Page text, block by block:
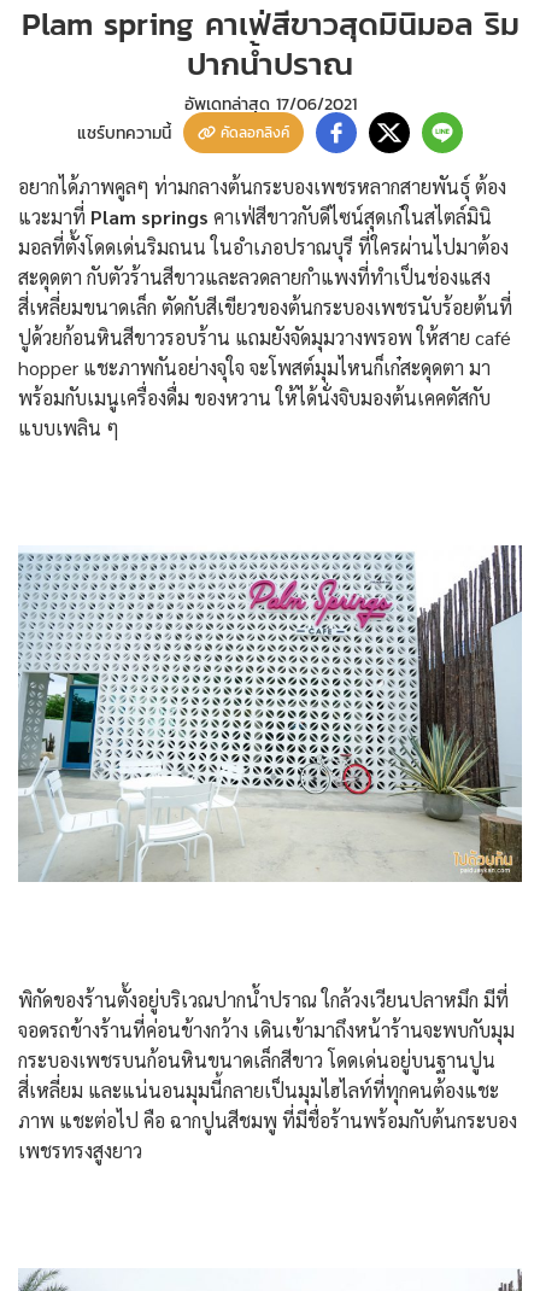
Plam spring คาเฟ่สีขาวสุดมินิมอล ริม
ปากน้ำปราณ
อัพเดทล่าสุด 17/06/2021
แชร์บทความนี้
คัดลอกลิงค์
อยากได้ภาพคูลๆ ท่ามกลางต้นกระบองเพชรหลากสายพันธุ์ ต้อง
แวะมาที่ Plam springs คาเฟ่สีขาวกับดีไซน์สุดเก๋ในสไตล์มินิ
มอลที่ตั้งโดดเด่นริมถนน ในอำเภอปราณบุรี ที่ใครผ่านไปมาต้อง
สะดุดตา กับตัวร้านสีขาวและลวดลายกำแพงที่ทำเป็นช่องแสง
สี่เหลี่ยมขนาดเล็ก ตัดกับสีเขียวของต้นกระบองเพชรนับร้อยต้นที่
ปูด้วยก้อนหินสีขาวรอบร้าน แถมยังจัดมุมวางพรอพ ให้สาย café
hopper แชะภาพกันอย่างจุใจ จะโพสต์มุมไหนก็เก๋สะดุดตา มา
พร้อมกับเมนูเครื่องดื่ม ของหวาน ให้ได้นั่งจิบมองต้นเคคตัสกับ
แบบเพลิน ๆ
พิกัดของร้านตั้งอยู่บริเวณปากน้ำปราณ ใกล้วงเวียนปลาหมึก มีที่
จอดรถข้างร้านที่ค่อนข้างกว้าง เดินเข้ามาถึงหน้าร้านจะพบกับมุม
กระบองเพชรบนก้อนหินขนาดเล็กสีขาว โดดเด่นอยู่บนฐานปูน
สี่เหลี่ยม และแน่นอนมุมนี้กลายเป็นมุมไฮไลท์ที่ทุกคนต้องแชะ
ภาพ แชะต่อไป คือ ฉากปูนสีชมพู ที่มีชื่อร้านพร้อมกับต้นกระบอง
เพชรทรงสูงยาว